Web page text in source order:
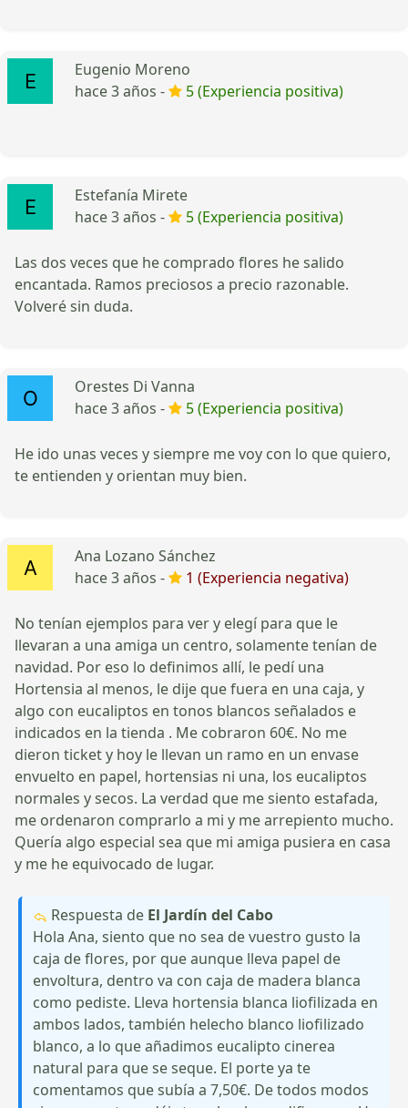
Eugenio Moreno
hace 3 años -
5 (Experiencia positiva)
Estefanía Mirete
hace 3 años -
5 (Experiencia positiva)
Las dos veces que he comprado flores he salido
encantada. Ramos preciosos a precio razonable.
Volveré sin duda.
Orestes Di Vanna
hace 3 años -
5 (Experiencia positiva)
He ido unas veces y siempre me voy con lo que quiero,
te entienden y orientan muy bien.
Ana Lozano Sánchez
hace 3 años -
1 (Experiencia negativa)
No tenían ejemplos para ver y elegí para que le
llevaran a una amiga un centro, solamente tenían de
navidad. Por eso lo definimos allí, le pedí una
Hortensia al menos, le dije que fuera en una caja, y
algo con eucaliptos en tonos blancos señalados e
indicados en la tienda . Me cobraron 60€. No me
dieron ticket y hoy le llevan un ramo en un envase
envuelto en papel, hortensias ni una, los eucaliptos
normales y secos. La verdad que me siento estafada,
me ordenaron comprarlo a mi y me arrepiento mucho.
Quería algo especial sea que mi amiga pusiera en casa
y me he equivocado de lugar.
Respuesta de El Jardín del Cabo
Hola Ana, siento que no sea de vuestro gusto la
caja de flores, por que aunque lleva papel de
envoltura, dentro va con caja de madera blanca
como pediste. Lleva hortensia blanca liofilizada en
ambos lados, también helecho blanco liofilizado
blanco, a lo que añadimos eucalipto cinerea
natural para que se seque. El porte ya te
comentamos que subía a 7,50€. De todos modos